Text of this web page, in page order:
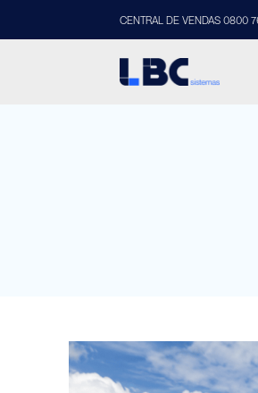
CENTRAL DE VENDAS 0800